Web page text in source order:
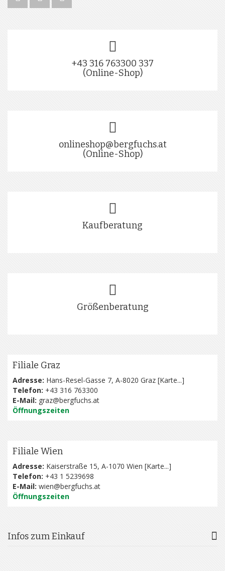
+43 316 763300 337
(Online-Shop)
onlineshop@bergfuchs.at
(Online-Shop)
Kaufberatung
Größenberatung
Filiale Graz
Adresse: Hans-Resel-Gasse 7, A-8020 Graz [Karte...]
Telefon: +43 316 763300
E-Mail: graz@bergfuchs.at
Öffnungszeiten
Filiale Wien
Adresse: Kaiserstraße 15, A-1070 Wien [Karte...]
Telefon: +43 1 5239698
E-Mail: wien@bergfuchs.at
Öffnungszeiten
Infos zum Einkauf